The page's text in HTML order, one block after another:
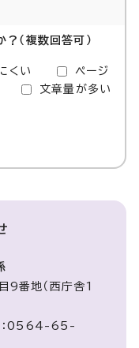
（複数回答可）
くい
ページ
文章量が多い
番地（西庁舎1
：0564-65-